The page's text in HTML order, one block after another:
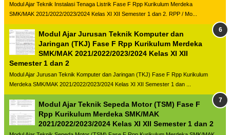
Modul Ajar Teknik Instalasi Tenaga Listrik Fase F Rpp Kurikulum Merdeka
SMK/MAK 2021/2022/2023/2024 Kelas XI XII Semester 1 dan 2. RPP / Mo...
Modul Ajar Jurusan Teknik Komputer dan
Jaringan (TKJ) Fase F Rpp Kurikulum Merdeka
SMK/MAK 2021/2022/2023/2024 Kelas XI XII
Semester 1 dan 2
Modul Ajar Jurusan Teknik Komputer dan Jaringan (TKJ) Fase F Rpp Kurikulum
Merdeka SMK/MAK 2021/2022/2023/2024 Kelas XI XII Semester 1 dan ...
Modul Ajar Teknik Sepeda Motor (TSM) Fase F
Rpp Kurikulum Merdeka SMK/MAK
2021/2022/2023/2024 Kelas XI XII Semester 1 dan 2